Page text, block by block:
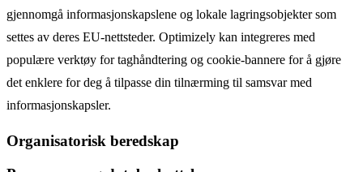
gjennomgå informasjonskapslene og lokale lagringsobjekter som
settes av deres EU-nettsteder. Optimizely kan integreres med
populære verktøy for taghåndtering og cookie-bannere for å gjøre
det enklere for deg å tilpasse din tilnærming til samsvar med
informasjonskapsler.
Organisatorisk beredskap